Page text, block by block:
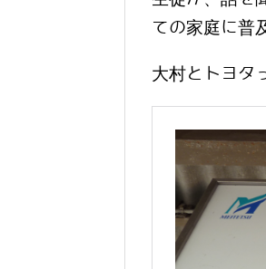
ての家庭に普
大村とトヨタ